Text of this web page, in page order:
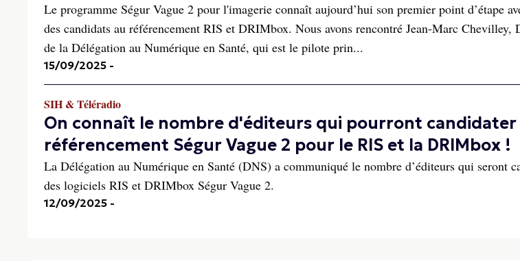
Le programme Ségur Vague 2 pour l'imagerie connaît aujourd’hui son premier point d’étape
des candidats au référencement RIS et DRIMbox. Nous avons rencontré Jean-Marc Chevilley,
de la Délégation au Numérique en Santé, qui est le pilote prin...
15/09/2025 -
SIH & Téléradio
On connaît le nombre d'éditeurs qui pourront candidater
référencement Ségur Vague 2 pour le RIS et la DRIMbox !
La Délégation au Numérique en Santé (DNS) a communiqué le nombre d’éditeurs qui seront
des logiciels RIS et DRIMbox Ségur Vague 2.
12/09/2025 -